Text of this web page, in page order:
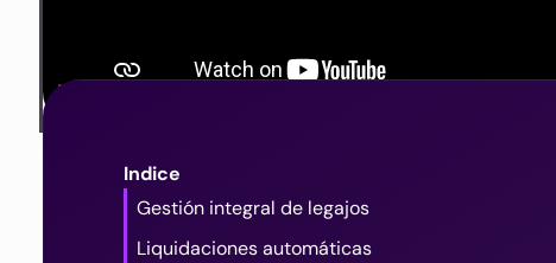
Indice
Gestión integral de legajos
Liquidaciones automáticas